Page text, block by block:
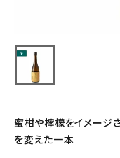
蜜柑や檸檬をイメージ
を変えた一本